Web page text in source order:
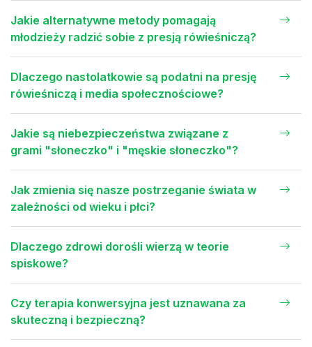
Jakie alternatywne metody pomagają
młodzieży radzić sobie z presją rówieśniczą?
Dlaczego nastolatkowie są podatni na presję
rówieśniczą i media społecznościowe?
Jakie są niebezpieczeństwa związane z
grami "słoneczko" i "męskie słoneczko"?
Jak zmienia się nasze postrzeganie świata w
zależności od wieku i płci?
Dlaczego zdrowi dorośli wierzą w teorie
spiskowe?
Czy terapia konwersyjna jest uznawana za
skuteczną i bezpieczną?